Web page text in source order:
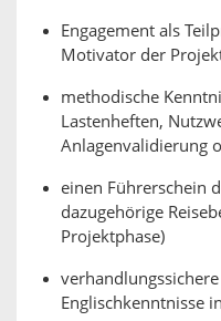
Engagement als
Motivator der
methodische
Lastenheften,
Anlagenvalidierung
einen Führerschein
dazugehörige
Projektphase)
Englischkenntnisse